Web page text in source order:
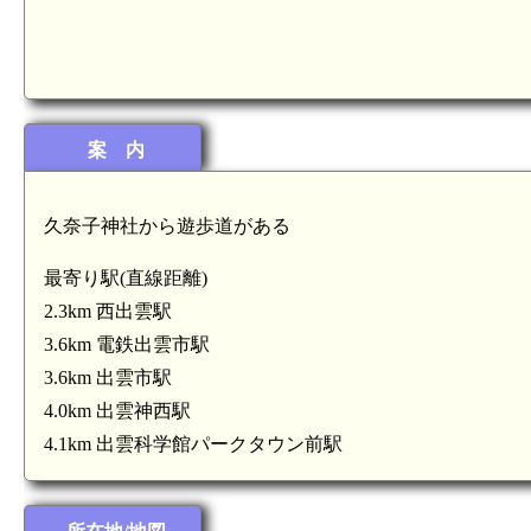
案 内
久奈子神社から遊歩道がある
最寄り駅(直線距離)
2.3km 西出雲駅
3.6km 電鉄出雲市駅
3.6km 出雲市駅
4.0km 出雲神西駅
4.1km 出雲科学館パークタウン前駅